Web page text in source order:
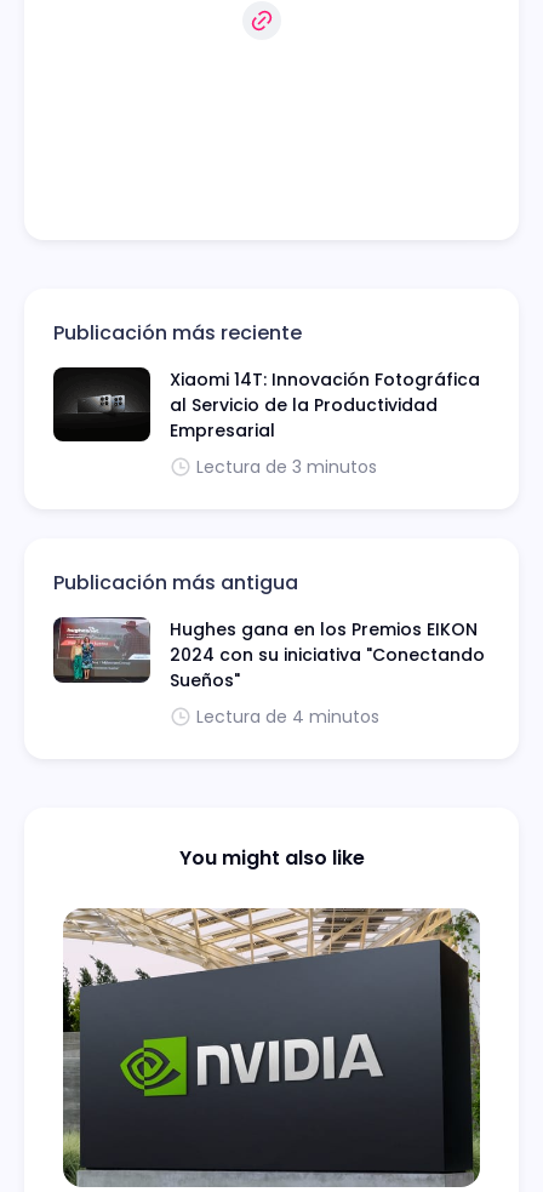
Publicación más reciente
Xiaomi 14T: Innovación Fotográfica
al Servicio de la Productividad
Empresarial
Lectura de 3 minutos
Publicación más antigua
Hughes gana en los Premios EIKON
2024 con su iniciativa "Conectando
Sueños"
Lectura de 4 minutos
You might also like